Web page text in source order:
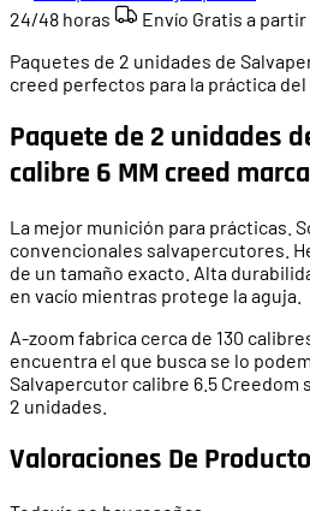
24/48 horas
Envío Gratis a partir
Paquetes de 2 unidades de
creed perfectos para la práctica del
Paquete de 2 unidades
calibre 6 MM creed
La mejor munición para prácticas.
convencionales salvapercutores.
de un tamaño exacto. Alta
en vacío mientras protege la aguja.
A-zoom fabrica cerca de 130
encuentra el que busca se lo
Salvapercutor calibre 6.5 Creedom
2 unidades.
Valoraciones De